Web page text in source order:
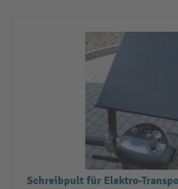
Schreibpult für Elektro-